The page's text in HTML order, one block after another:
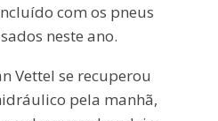
com os pneus
neste ano.
Vettel se recuperou
pela manhã,